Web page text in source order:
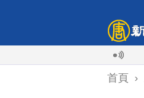
首頁 ›